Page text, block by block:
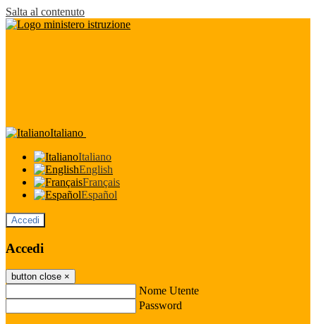
Salta al contenuto
Italiano
Italiano
English
Français
Español
Accedi
Accedi
button close ×
Nome Utente
Password